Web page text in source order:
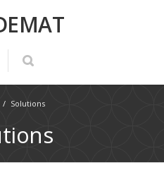
/ Solutions